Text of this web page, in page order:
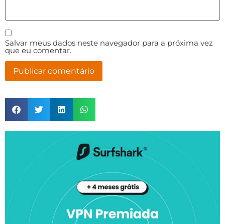
Salvar meus dados neste navegador para a próxima vez
que eu comentar.